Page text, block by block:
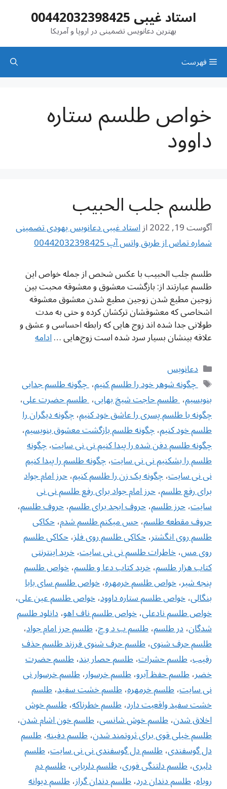
استاد غیبی 00442032398425
بهترین دعانویس تضمینی در اروپا و آمریکا
فهرست
‌خواص طلسم ستاره
داوود
طلسم جلب الحبیب
آگوست 19, 2022 ازاستاد غیبی دعانویس یهودی تضمینی
شماره تماس از طریق واتس آپ 00442032398425
طلسم جلب الحبیب با عکس شخص از جمله خواص این
طلسم عبارتند از: بازگشت معشوق و معشوقه محبت بین
زوجین مطیع شدن زوجین مطیع شدن معشوق معشوقه
اشخاصی که معشوقشان ترکشان کرده و حتی به مدت
طولانی جدا شده اند زوج هایی که رابطه احساسی و عشق و
علاقه بینشان بسیار سرد شده است زوج‌هایی …ادامه
دسته‌ها
دعانویس
برچسب‌ها
‌ چگونه شوهر خود را طلسم کنیم،‌ چگونه طلسم جدایی
بنویسیم،‌ طلسم حاجت شیخ بهایی،‌ طلسم حضرت علی،
چگونه با طلسم پسری را عاشق خود کنیم،چگونه دیگران را
طلسم خود کنیم،چگونه طلسم بازگشت معشوق بنویسیم،
چگونه طلسم دفن شده را پیدا کنیم نی نی سایت،چگونه
طلسم را بشکنیم نی نی سایت،چگونه طلسم را پیدا کنیم
نی نی سایت،چگونه یک زن را طلسم کنیم،حرز امام جواد
برای رفع طلسم،حرز امام جواد برای رفع طلسم نی نی
سایت،حرز طلسم،حروف ابجد برای طلسم،حروف طلسم،
حروف مقطعه طلسم،حس میکنم طلسم شدم،حکاکی
طلسم روی انگشتر،حکاکی طلسم روی فلز،حکاکی طلسم
روی مس،خاطرات طلسم نی نی سایت،خرید اینترنتی
کتاب هزار طلسم،خرید کتاب دعا و طلسم،خواص طلسم
پنجه شیر،خواص طلسم خرمهره،خواص طلسم سای بابا
بنگالی،‌خواص طلسم ستاره داوود،خواص طلسم عین علی،
خواص طلسم نادعلی،خواص طلسم ناف اهو،دانلود طلسم
شدگان،در طلسم،طلسم ب د و ح،طلسم حرز امام جواد،
طلسم حرف شنوی،طلسم حرف شنوی فرزند طلسم حذف
رقیب،طلسم حشرات،طلسم حصار بند،طلسم حضرت
خضر،طلسم حفظ آبرو،طلسم خرسوار،طلسم خرسوار نی
نی سایت،طلسم خرمهره،طلسم خشت سفید،طلسم
خشت سفید واقعیت دارد،طلسم خطرناکه،طلسم خوش
اخلاق شدن،طلسم خوش شانسی،طلسم خون اشام شدن،
طلسم خیلی قوی برای ثروتمند شدن،طلسم دفینه،طلسم
دل گوسفندی،طلسم دل گوسفندی نی نی سایت،طلسم
دلبری،طلسم دلتنگی فوری،طلسم دلربایی،طلسم دم
روباه،طلسم دندان درد،طلسم دندان گراز،طلسم ديوانه